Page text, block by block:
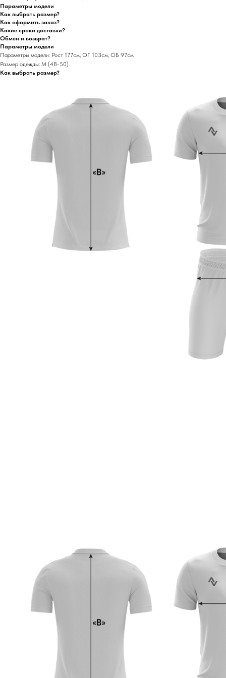
Параметры модели
Как выбрать размер?
Как оформить заказ?
Какие сроки доставки?
Обмен и возврат?
Параметры модели
Параметры модели: Рост 177см, ОГ 103см, ОБ 97см
Размер одежды: М (48-50).
Как выбрать размер?